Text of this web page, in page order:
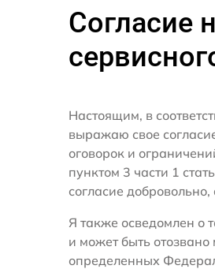
Согласие
Настоящим, в
выражаю свое
оговорок и
пунктом 3 части 1
согласие
Я также осведомлен о
и может быть
определенных